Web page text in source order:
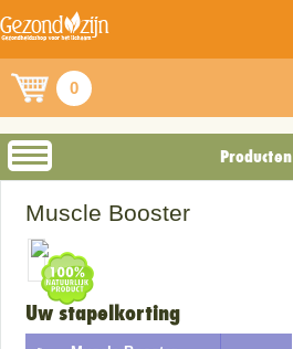
0
Producten
Muscle Booster
Uw stapelkorting